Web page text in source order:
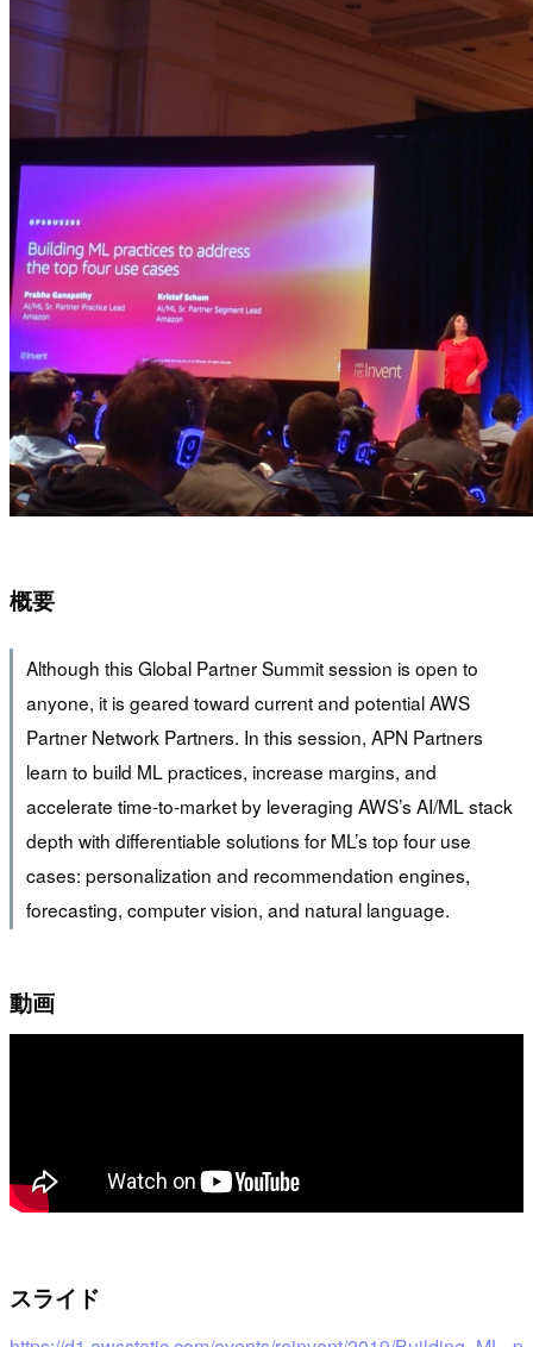
概要
Although this Global Partner Summit session is open to
anyone, it is geared toward current and potential AWS
Partner Network Partners. In this session, APN Partners
learn to build ML practices, increase margins, and
accelerate time-to-market by leveraging AWS’s AI/ML stack
depth with differentiable solutions for ML’s top four use
cases: personalization and recommendation engines,
forecasting, computer vision, and natural language.
動画
スライド